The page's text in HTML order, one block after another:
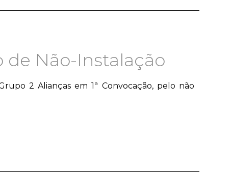
de Não-Instalação
2 Alianças em 1ª Convocação, pelo não